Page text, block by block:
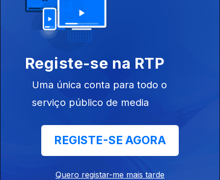
Registe-se na RTP
Uma única conta para todo o
serviço público de media
REGISTE-SE AGORA
Quero registar-me mais tarde